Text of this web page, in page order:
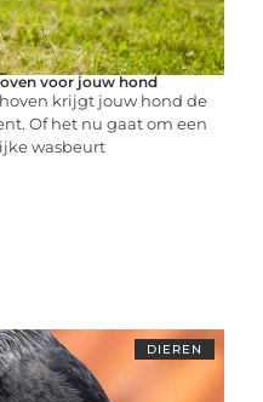
voor jouw hond
krijgt jouw hond de
Of het nu gaat om een
wasbeurt
DIEREN